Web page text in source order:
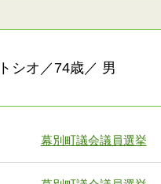
シオ／74歳／ 男
幕別町議会議員選挙